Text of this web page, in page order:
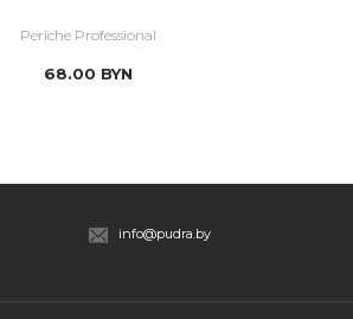
Periche Professional
68.00 BYN
info@pudra.by